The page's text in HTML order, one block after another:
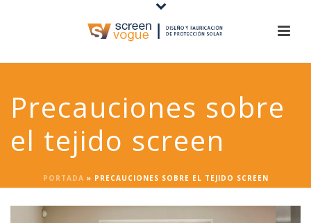
Precauciones sobre
el tejido screen
PORTADA » PRECAUCIONES SOBRE EL TEJIDO SCREEN